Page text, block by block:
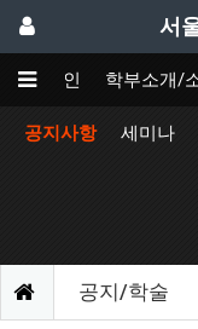
서
메인 학부소개/
공지사항 세미나
공지/학술